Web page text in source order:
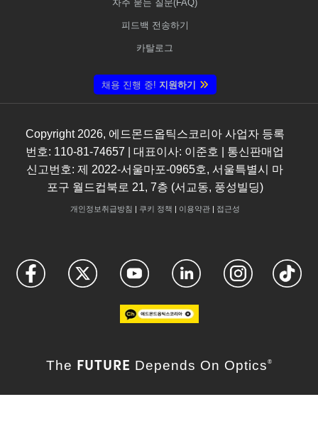
자주 묻는 질문(FAQ)
피드백 전송하기
카탈로그
채용 진행 중! 지원하기
Copyright 2026, 에드몬드옵틱스코리아 사업자 등록
번호: 110-81-74657 | 대표이사: 이준호 | 통신판매업
신고번호: 제 2022-서울마포-0965호, 서울특별시 마
포구 월드컵북로 21, 7층 (서교동, 풍성빌딩)
개인정보취급방침 | 쿠키 정책 | 이용약관| 접근성
The FUTURE Depends On Optics ®